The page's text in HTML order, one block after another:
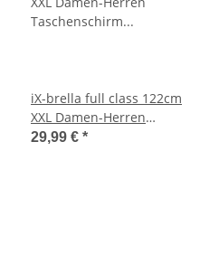
iX-brella full class 122cm
XXL Damen-Herren
Taschenschirm mit Auf-Zu-
29,99 € *